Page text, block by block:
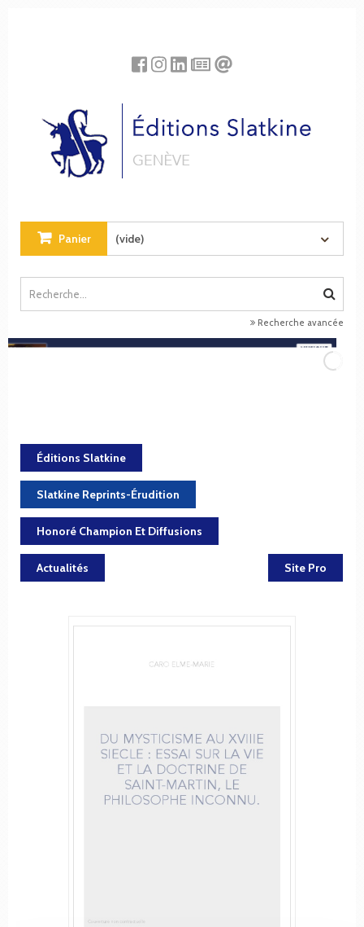
Panier (vide)
Recherche avancée
Éditions Slatkine
Slatkine Reprints-Érudition
Honoré Champion Et Diffusions
Actualités Site Pro